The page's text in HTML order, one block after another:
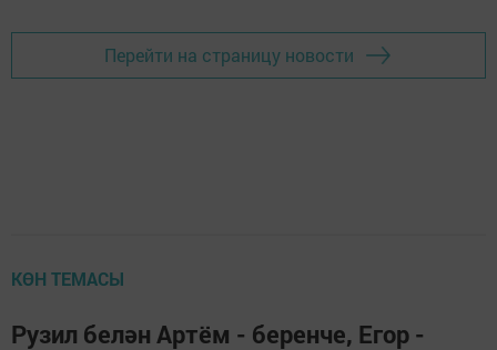
Перейти на страницу новости
КӨН ТЕМАСЫ
Рузил белән Артём - беренче, Егор -